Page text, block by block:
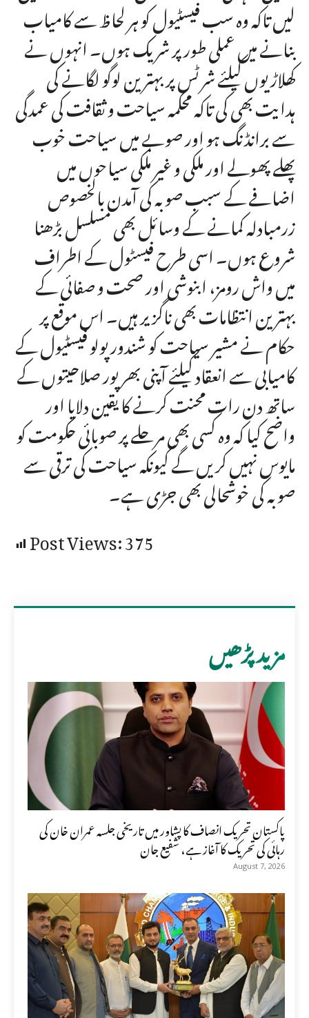
لیں تاکہ وہ سب فیسٹیول کو ہر لحاظ سے کامیاب
بنانے میں عملی طور پر شریک ہوں۔ انہوں نے
کھلاڑیوں کیلئے شرٹس پر بہترین لوگو لگانے کی
ہدایت بھی کی تاکہ محکمہ سیاحت و ثقافت کی عمدگی
سے برانڈنگ ہو اور صوبے میں سیاحت خوب
پھلے پھولے اور ملکی و غیر ملکی سیاحوں میں
اضافے کے سبب صوبہ کی آمدن بالخصوص
زرمبادلہ کمانے کے وسائل بھی مسلسل بڑھنا
شروع ہوں۔ اسی طرح فیسٹول کے اطراف
میں واش رومز، ابنوشی اور صحت و صفائی کے
بہترین انتظامات بھی ناگزیر ہیں۔ اس موقع پر
حکام نے مشیر سیاحت کو شندور پولو فیسٹیول کے
کامیابی سے انعقاد کیلئے آپنی بھرپور صلاحیتوں کے
ساتھ دن رات محنت کرنے کا یقین دلایا اور
واضح کیا کہ وہ کسی بھی مرحلے پر صوبائی حکومت کو
مایوس نہیں کریں گے کیونکہ سیاحت کی ترقی سے
صوبہ کی خوشحالی بھی جڑی ہے۔
Post Views:375
مزید پڑھیں
پاکستان تحریک انصاف کا پشاور میں تاریخی جلسہ عمران خان کی
رہائی کی تحریک کا آغاز ہے، شفیع جان
August 7, 2026